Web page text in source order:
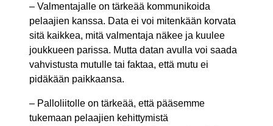
– Valmentajalle on tärkeää kommunikoida
pelaajien kanssa. Data ei voi mitenkään korvata
sitä kaikkea, mitä valmentaja näkee ja kuulee
joukkueen parissa. Mutta datan avulla voi saada
vahvistusta mutulle tai faktaa, että mutu ei
pidäkään paikkaansa.
– Palloliitolle on tärkeää, että pääsemme
tukemaan pelaajien kehittymistä